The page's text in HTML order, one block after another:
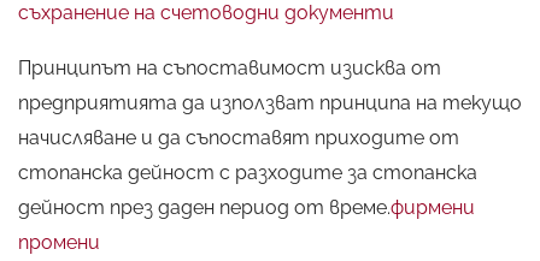
съхранение на счетоводни документи
Принципът на съпоставимост изисква от
предприятията да използват принципа на текущо
начисляване и да съпоставят приходите от
стопанска дейност с разходите за стопанска
дейност през даден период от време.фирмени
промени